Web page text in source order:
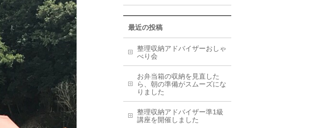
最近の投稿
整理収納アドバイザーおしゃ
べり会
お弁当箱の収納を見直した
ら、朝の準備がスムーズにな
りました
整理収納アドバイザー準1級
講座を開催しました